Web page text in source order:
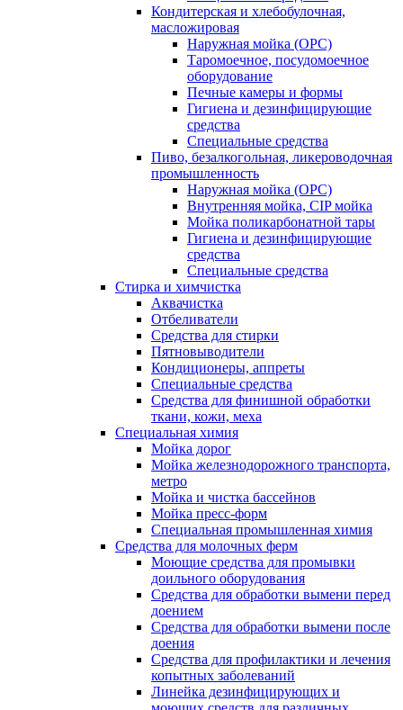
Кондитерская и хлебобулочная,
масложировая
Наружная мойка (ОРС)
Таромоечное, посудомоечное
оборудование
Печные камеры и формы
Гигиена и дезинфицирующие
средства
Специальные средства
Пиво, безалкогольная, ликероводочная
промышленность
Наружная мойка (ОРС)
Внутренняя мойка, CIP мойка
Мойка поликарбонатной тары
Гигиена и дезинфицирующие
средства
Специальные средства
Стирка и химчистка
Аквачистка
Отбеливатели
Средства для стирки
Пятновыводители
Кондиционеры, аппреты
Специальные средства
Средства для финишной обработки
ткани, кожи, меха
Специальная химия
Мойка дорог
Мойка железнодорожного транспорта,
метро
Мойка и чистка бассейнов
Мойка пресс-форм
Специальная промышленная химия
Средства для молочных ферм
Моющие средства для промывки
доильного оборудования
Средства для обработки вымени перед
доением
Средства для обработки вымени после
доения
Средства для профилактики и лечения
копытных заболеваний
Линейка дезинфицирующих и